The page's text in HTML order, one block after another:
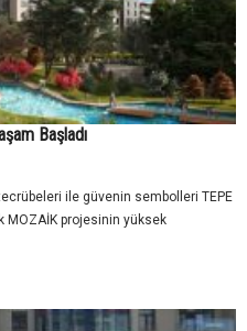
Başladı
ile güvenin sembolleri TEPE
MOZAİK projesinin yüksek